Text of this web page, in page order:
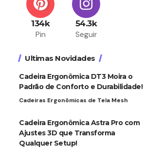
134k
Pin
54.3k
Seguir
Ultimas Novidades
Cadeira Ergonômica DT3 Moira o
Padrão de Conforto e Durabilidade!
Cadeiras Ergonômicas de Tela Mesh
Cadeira Ergonômica Astra Pro com
Ajustes 3D que Transforma
Qualquer Setup!